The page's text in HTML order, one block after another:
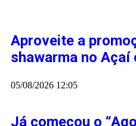
Aproveite a
shawarma no Açaí
05/08/2026 12:05
Já começou o